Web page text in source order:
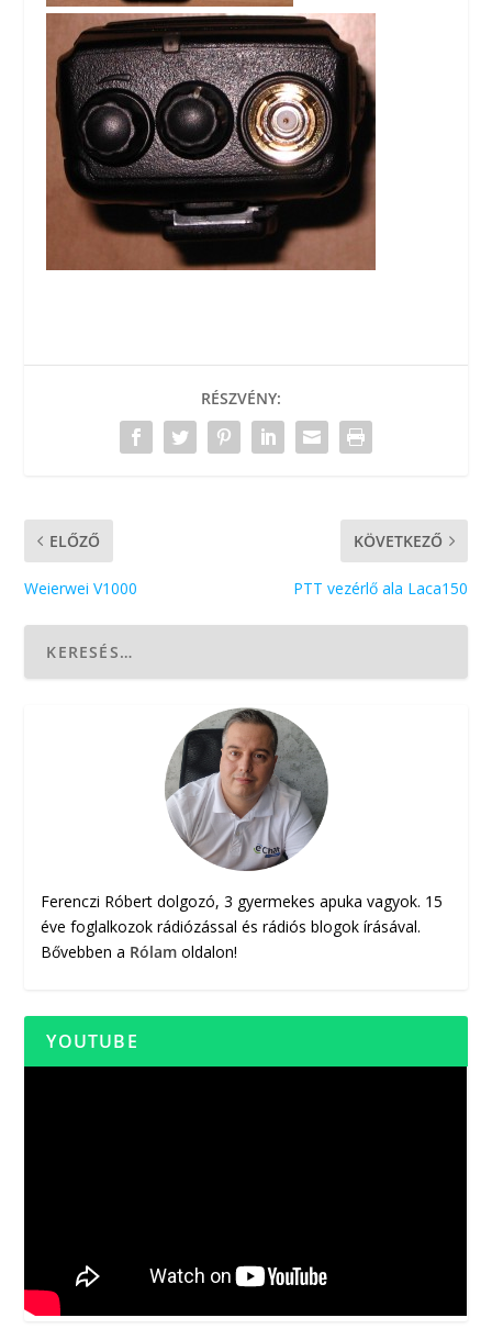
RÉSZVÉNY:
ELŐZŐ
Weierwei V1000
KÖVETKEZŐ
PTT vezérlő ala Laca150
Ferenczi Róbert dolgozó, 3 gyermekes apuka vagyok. 15
éve foglalkozok rádiózással és rádiós blogok írásával.
Bővebben a Rólam oldalon!
YOUTUBE